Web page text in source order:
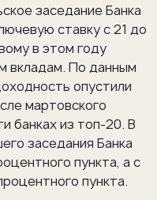
заседание Банка
ставку с 21 до
в этом году
вкладам. По данным
опустили
мартовского
банках из топ-20. В
заседания Банка
пункта, а с
пункта.